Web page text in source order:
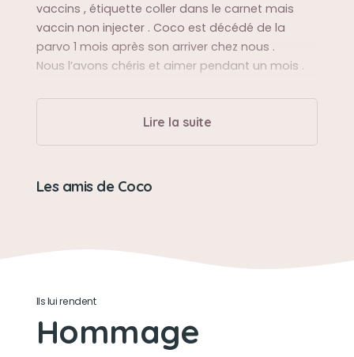
vaccins , étiquette coller dans le carnet mais
vaccin non injecter . Coco est décédé de la
parvo 1 mois après son arriver chez nous .
Nous l’avons chéris et aimer pendant un mois .
Balader le soir dans la cité, avec maman et
que papa avait le dos tourner
Son caractère
Calme , doux , joueur , adorable , câlins , gentil .
Attachant
Lire la suite
Les amis de Coco
Ils lui rendent
Hommage